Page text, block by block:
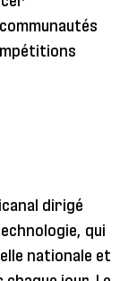
dirigé
qui
nationale et